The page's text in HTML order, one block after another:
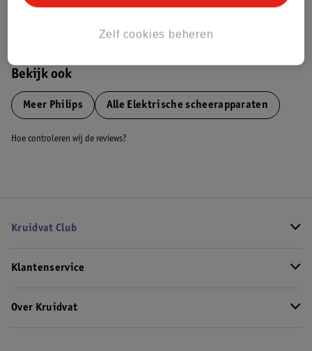
Bekijk ook
Meer Philips Alle Elektrische scheerapparaten
Hoe controleren wij de reviews?
Kruidvat Club
Klantenservice
Over Kruidvat
Zelf cookies beheren